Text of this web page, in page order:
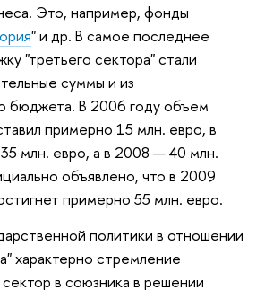
Это, например, фонды
" и др. В самое последнее
"третьего сектора" стали
суммы и из
бюджета. В 2006 году объем
примерно 15 млн. евро, в
млн. евро, а в 2008 — 40 млн.
объявлено, что в 2009
примерно 55 млн. евро.
политики в отношении
характерно стремление
в союзника в решении